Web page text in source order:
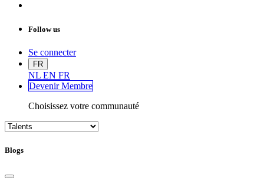
Follow us
Se connecter
FR
NL EN FR
Devenir Membre
Choisissez votre communauté
Blogs